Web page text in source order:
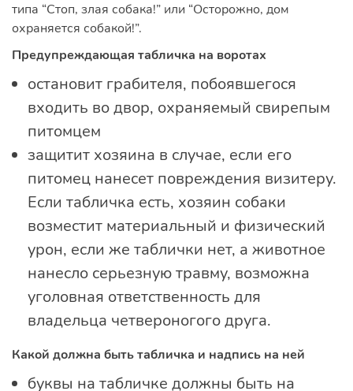
типа “Стоп, злая собака!” или “Осторожно, дом
охраняется собакой!”.
Предупреждающая табличка на воротах
остановит грабителя, побоявшегося
входить во двор, охраняемый свирепым
питомцем
защитит хозяина в случае, если его
питомец нанесет повреждения визитеру.
Если табличка есть, хозяин собаки
возместит материальный и физический
урон, если же таблички нет, а животное
нанесло серьезную травму, возможна
уголовная ответственность для
владельца четвероногого друга.
Какой должна быть табличка и надпись на ней
буквы на табличке должны быть на